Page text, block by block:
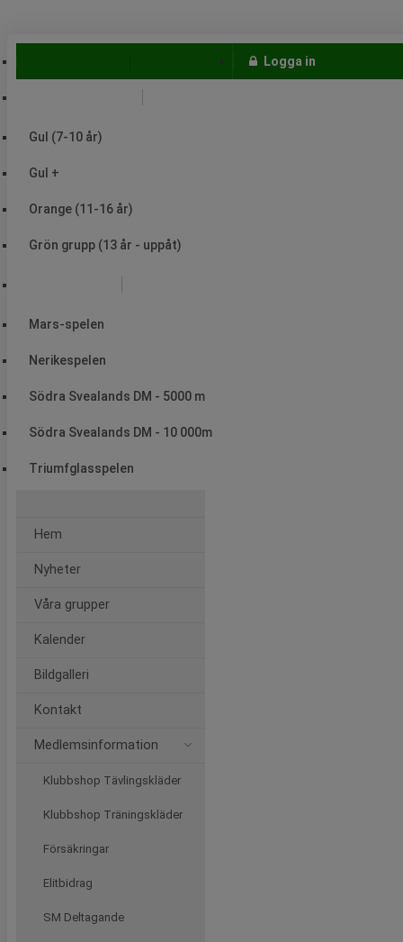
Gul (7-10 år)
Gul +
Orange (11-16 år)
Grön grupp (13 år - uppåt)
Mars-spelen
Nerikespelen
Södra Svealands DM - 5000 m
Södra Svealands DM - 10 000m
Triumfglasspelen
Logga in
Hem
Nyheter
Våra grupper
Kalender
Bildgalleri
Kontakt
Medlemsinformation
Klubbshop Tävlingskläder
Klubbshop Träningskläder
Försäkringar
Elitbidrag
SM Deltagande